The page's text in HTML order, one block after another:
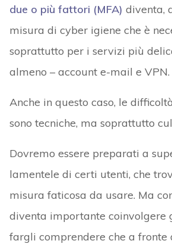
due o più fattori (MFA) diventa,
misura di cyber igiene che è
soprattutto per i servizi più
almeno – account e-mail e VPN.
Anche in questo caso, le
sono tecniche, ma soprattutto
Dovremo essere preparati a
lamentele di certi utenti, che
misura faticosa da usare. Ma
diventa importante coinvolgere
fargli comprendere che a fronte